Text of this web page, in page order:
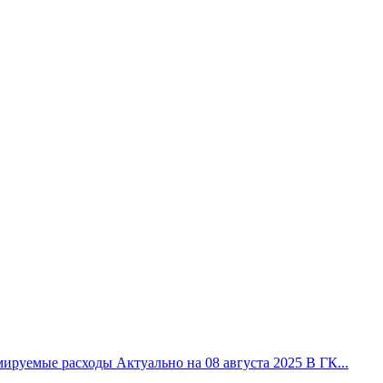
расходы Актуально на 08 августа 2025 В ГК...